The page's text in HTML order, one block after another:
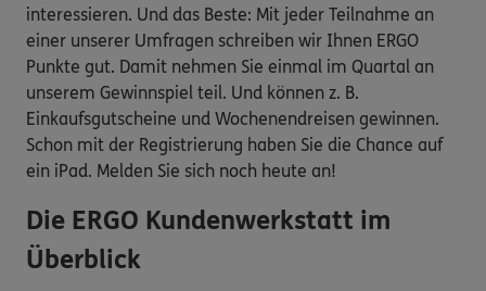
interessieren. Und das Beste: Mit jeder Teilnahme an
einer unserer Umfragen schreiben wir Ihnen ERGO
Punkte gut. Damit nehmen Sie einmal im Quartal an
unserem Gewinnspiel teil. Und können z. B.
Einkaufsgutscheine und Wochenendreisen gewinnen.
Schon mit der Registrierung haben Sie die Chance auf
ein iPad. Melden Sie sich noch heute an!
Die ERGO Kundenwerkstatt im
Überblick